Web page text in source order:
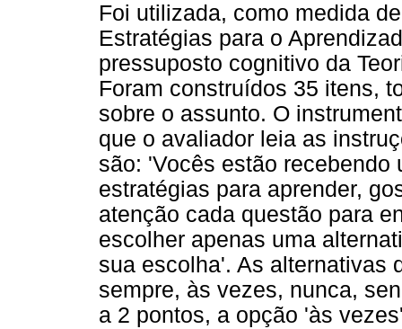
Foi utilizada, como medida
Estratégias para o
pressuposto cognitivo da
Foram construídos 35 itens,
sobre o assunto. O
que o avaliador leia as
são: 'Vocês estão
estratégias para aprender,
atenção cada questão para
escolher apenas uma
sua escolha'. As alternativas
sempre, às vezes, nunca,
a 2 pontos, a opção 'às